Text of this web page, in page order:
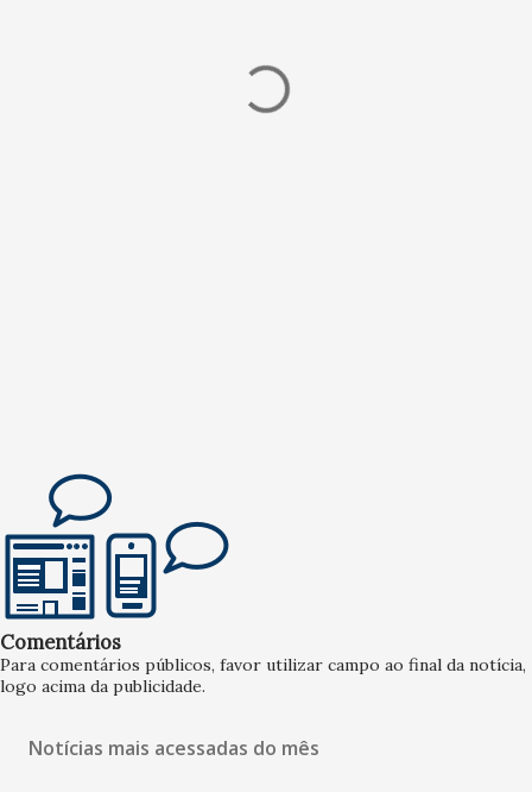
Comentários
Para comentários públicos, favor utilizar campo ao final da notícia,
logo acima da publicidade.
Notícias mais acessadas do mês